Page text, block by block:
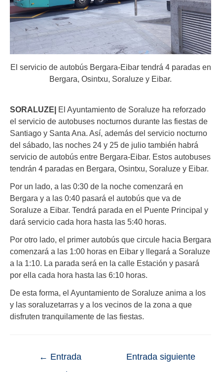
El servicio de autobús Bergara-Eibar tendrá 4 paradas en
Bergara, Osintxu, Soraluze y Eibar.
SORALUZE| El Ayuntamiento de Soraluze ha reforzado
el servicio de autobuses nocturnos durante las fiestas de
Santiago y Santa Ana. Así, además del servicio nocturno
del sábado, las noches 24 y 25 de julio también habrá
servicio de autobús entre Bergara-Eibar. Estos autobuses
tendrán 4 paradas en Bergara, Osintxu, Soraluze y Eibar.
Por un lado, a las 0:30 de la noche comenzará en
Bergara y a las 0:40 pasará el autobús que va de
Soraluze a Eibar. Tendrá parada en el Puente Principal y
dará servicio cada hora hasta las 5:40 horas.
Por otro lado, el primer autobús que circule hacia Bergara
comenzará a las 1:00 horas en Eibar y llegará a Soraluze
a la 1:10. La parada será en la calle Estación y pasará
por ella cada hora hasta las 6:10 horas.
De esta forma, el Ayuntamiento de Soraluze anima a los
y las soraluzetarras y a los vecinos de la zona a que
disfruten tranquilamente de las fiestas.
← Entrada
Entrada siguiente